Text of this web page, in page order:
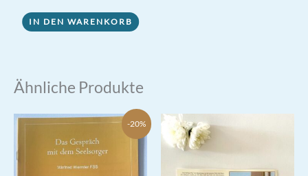
IN DEN WARENKORB
Ähnliche Produkte
-20%